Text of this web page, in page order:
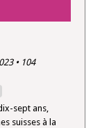
• 104
sept ans,
suisses à la